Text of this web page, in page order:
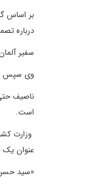
درباره
سفیر
وی سپس
ناصیف
است.
وزارت
عنوان یک
«سید حسن